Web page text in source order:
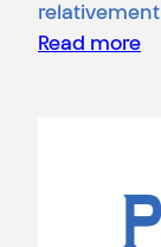
Read more